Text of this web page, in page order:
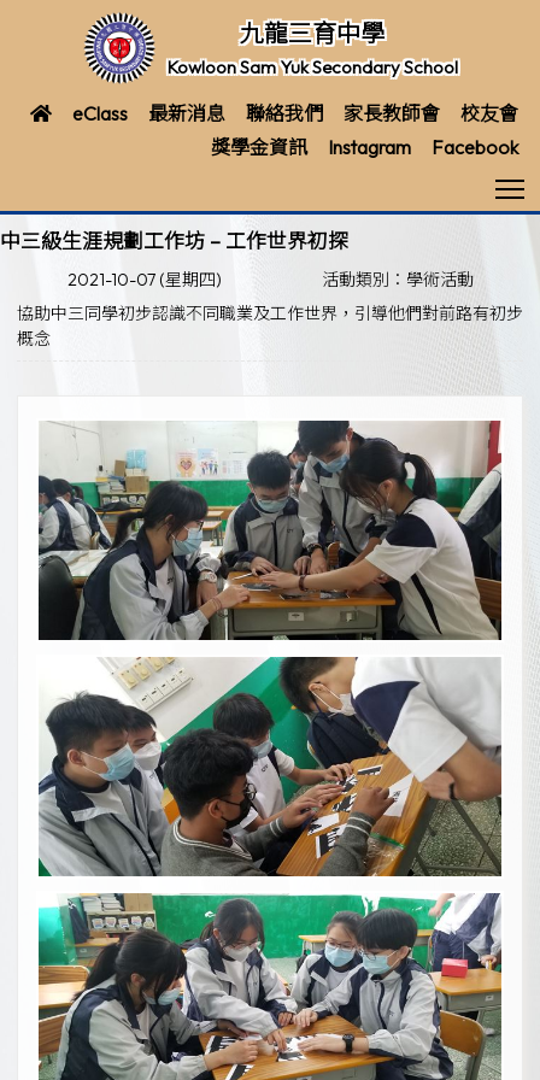
九龍三育中學
Kowloon Sam Yuk Secondary School
eClass 最新消息 聯絡我們 家長教師會
校友會
獎學金資訊
Instagram Facebook
中三級生涯規劃工作坊 – 工作世界初探
2021-10-07 (星期四)
活動類別：學術活動
協助中三同學初步認識不同職業及工作世界，引導他們對前路有初步
概念